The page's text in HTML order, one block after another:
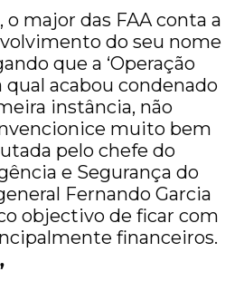
o major das FAA conta a
do seu nome
que a ‘Operação
qual acabou condenado
instância, não
muito bem
pelo chefe do
e Segurança do
Fernando Garcia
objectivo de ficar com
financeiros.